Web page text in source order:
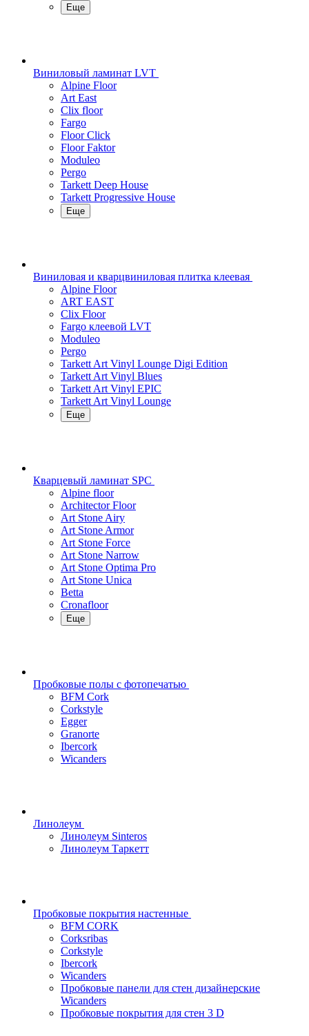
Еще
Виниловый ламинат LVT
Alpine Floor
Art East
Clix floor
Fargo
Floor Click
Floor Faktor
Moduleo
Pergo
Tarkett Deep House
Tarkett Progressive House
Еще
Виниловая и кварцвиниловая плитка клеевая
Alpine Floor
ART EAST
Clix Floor
Fargo клеевой LVT
Moduleo
Pergo
Tarkett Art Vinyl Lounge Digi Edition
Tarkett Art Vinyl Blues
Tarkett Art Vinyl EPIC
Tarkett Art Vinyl Lounge
Еще
Кварцевый ламинат SPC
Alpine floor
Architector Floor
Art Stone Airy
Art Stone Armor
Art Stone Force
Art Stone Narrow
Art Stone Optima Pro
Art Stone Unica
Betta
Cronafloor
Еще
Пробковые полы с фотопечатью
BFM Cork
Corkstyle
Egger
Granorte
Ibercork
Wicanders
Линолеум
Линолеум Sinteros
Линолеум Таркетт
Пробковые покрытия настенные
BFM CORK
Corksribas
Corkstyle
Ibercork
Wicanders
Пробковые панели для стен дизайнерские
Wicanders
Пробковые покрытия для стен 3 D